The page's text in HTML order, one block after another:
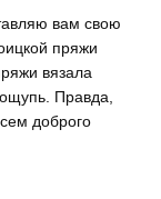
вам свою
пряжи
вязала
Правда,
доброго